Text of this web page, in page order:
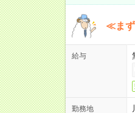
≪まず
給与
勤務地